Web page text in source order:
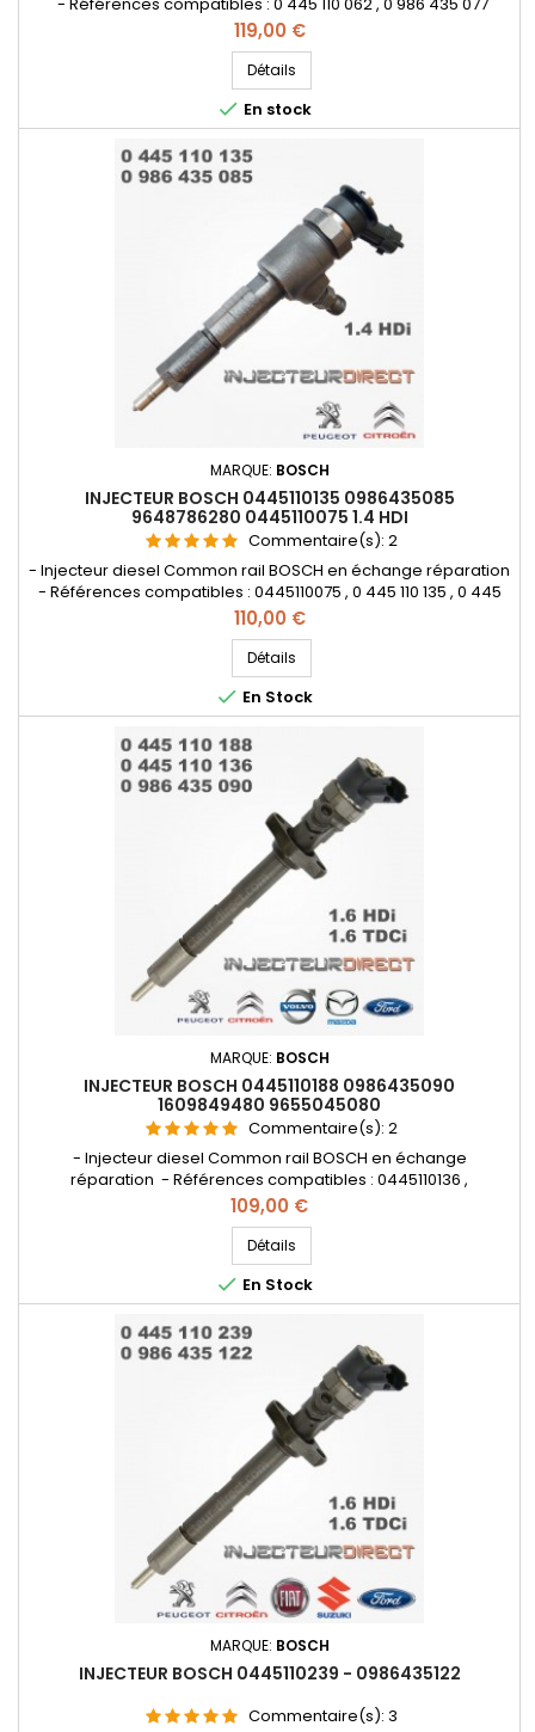
, 9641742880 , 9653594280 , 1980H7 , 1980H8 , 1980H9 , 198084 ,
198085, 198086 , 96419449 , 96419450 , 96419451 , 96535942
, 9653594580 , 9640088780 - pour Peugeot Citroën 2.0 HDI -
Fiat 2.0 JTD Pièce d'origine
Prix
119,00 €
Détails
 En stock
MARQUE: BOSCH
INJECTEUR BOSCH 0445110135 0986435085
9648786280 0445110075 1.4 HDI
Commentaire(s): 2
- Injecteur diesel Common rail BOSCH en échange réparation
- Références compatibles : 0445110075 , 0 445 110 135 , 0 445
110 075 , 0 986 435 085 , 0986435085 , 9648786280 , 1980A9 ,
1980CY , 96487862 - Pour motorisation Peugeot Citroën PSA
1.4HDi Pièce d'origine
Prix
110,00 €
Détails
 En Stock
MARQUE: BOSCH
INJECTEUR BOSCH 0445110188 0986435090
1609849480 9655045080
Commentaire(s): 2
- Injecteur diesel Common rail BOSCH en échange
réparation - Références compatibles : 0445110136 ,
0986435090 , 1609849480 , 9655045080 , 96.528920.80A ,
1609849380 , 1980CS , 1980E5 , 1980H3 , 96466862 , 96485754 ,
96507606 , 96528920 , 96550450 - Pour motorisation
Peugeot Citroen PSA 1.6 HDI , Ford 1.6 TDCi , Volvo 1.6D , Mazda
1.6CD Pièce d'origine
Prix
109,00 €
Détails
 En Stock
MARQUE: BOSCH
INJECTEUR BOSCH 0445110239 - 0986435122
Commentaire(s): 3